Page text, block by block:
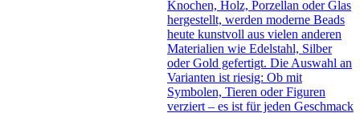
Knochen, Holz, Porzellan oder Glas
hergestellt, werden moderne Beads
heute kunstvoll aus vielen anderen
Materialien wie Edelstahl, Silber
oder Gold gefertigt. Die Auswahl an
Varianten ist riesig: Ob mit
Symbolen, Tieren oder Figuren
verziert – es ist für jeden Geschmack